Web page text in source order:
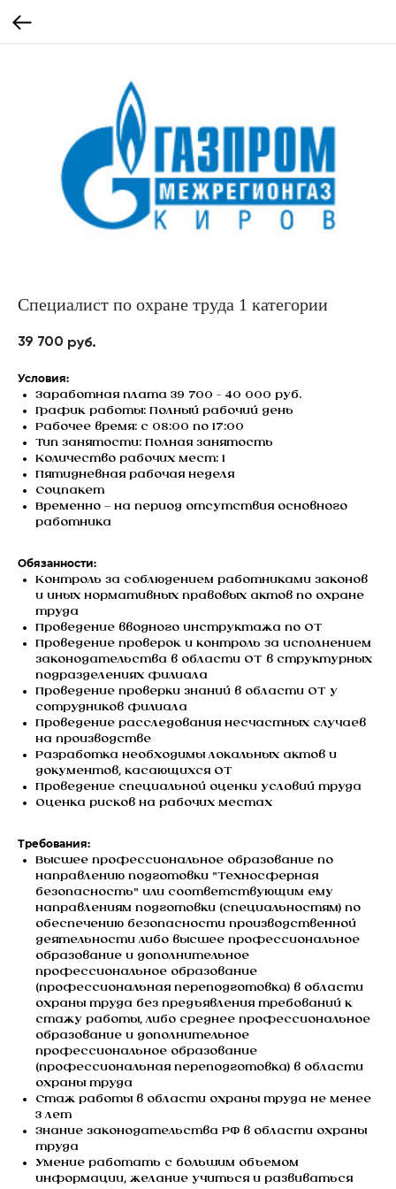
Специалист по охране труда 1 категории
39 700 руб.
Условия:
Заработная плата 39 700 - 40 000 руб.
График работы: Полный рабочий день
Рабочее время: c 08:00 по 17:00
Тип занятости: Полная занятость
Количество рабочих мест: 1
Пятидневная рабочая неделя
Соцпакет
Временно – на период отсутствия основного
работника
Обязанности:
Контроль за соблюдением работниками законов
и иных нормативных правовых актов по охране
труда
Проведение вводного инструктажа по ОТ
Проведение проверок и контроль за исполнением
законодательства в области ОТ в структурных
подразделениях филиала
Проведение проверки знаний в области ОТ у
сотрудников филиала
Проведение расследования несчастных случаев
на производстве
Разработка необходимы локальных актов и
документов, касающихся ОТ
Проведение специальной оценки условий труда
Оценка рисков на рабочих местах
Требования:
Высшее профессиональное образование по
направлению подготовки "Техносферная
безопасность" или соответствующим ему
направлениям подготовки (специальностям) по
обеспечению безопасности производственной
деятельности либо высшее профессиональное
образование и дополнительное
профессиональное образование
(профессиональная переподготовка) в области
охраны труда без предъявления требований к
стажу работы, либо среднее профессиональное
образование и дополнительное
профессиональное образование
(профессиональная переподготовка) в области
охраны труда
Стаж работы в области охраны труда не менее
3 лет
Знание законодательства РФ в области охраны
труда
Умение работать с большим объемом
информации, желание учиться и развиваться